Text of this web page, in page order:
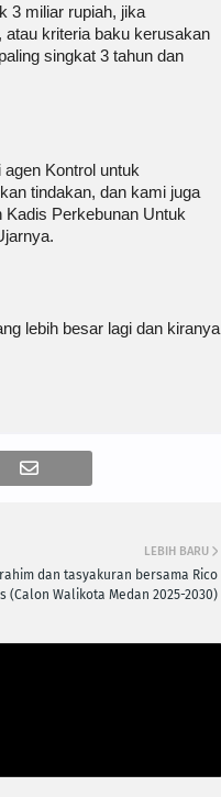
3 miliar rupiah, jika
atau kriteria baku kerusakan
singkat 3 tahun dan
Kontrol untuk
tindakan, dan kami juga
Perkebunan Untuk
lebih besar lagi dan kiranya
LEBIH BARU
dan tasyakuran bersama Rico
(Calon Walikota Medan 2025-2030)